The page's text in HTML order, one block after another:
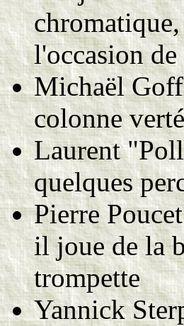
l'occasion
Michaël
colonne
Laurent
quelques
Pierre
il joue de la
trompette
Yannick